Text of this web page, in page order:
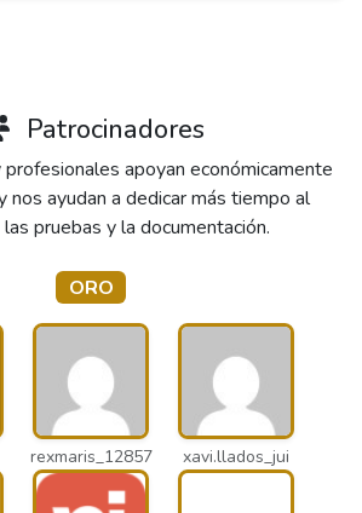
Patrocinadores
apoyan económicamente
nos ayudan a dedicar más tiempo al
pruebas y la documentación.
ORO
rexmaris_12857 xavi.llados_jui